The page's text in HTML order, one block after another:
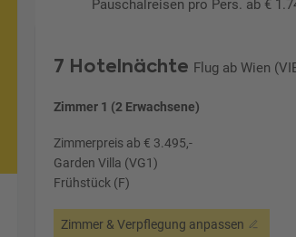
Pauschalreisen pro Pers. ab €
7 Hotelnächte Flug ab Wien
Zimmer 1 (2 Erwachsene)
Zimmerpreis ab € 3.495,-
Garden Villa (VG1)
Frühstück (F)
Zimmer & Verpflegung anpassen